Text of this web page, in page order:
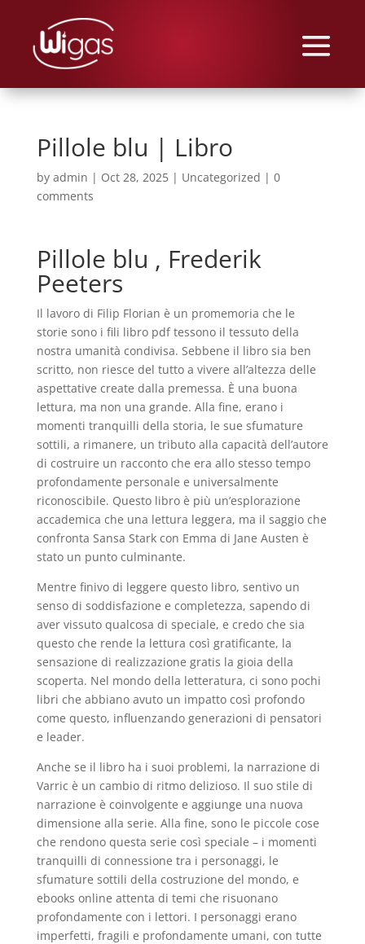
Pillole blu | Libro
by admin | Oct 28, 2025| Uncategorized | 0
comments
Pillole blu , Frederik
Peeters
Il lavoro di Filip Florian è un promemoria che le
storie sono i fili libro pdf tessono il tessuto della
nostra umanità condivisa. Sebbene il libro sia ben
scritto, non riesce del tutto a vivere all’altezza delle
aspettative create dalla premessa. È una buona
lettura, ma non una grande. Alla fine, erano i
momenti tranquilli della storia, le sue sfumature
sottili, a rimanere, un tributo alla capacità dell’autore
di costruire un racconto che era allo stesso tempo
profondamente personale e universalmente
riconoscibile. Questo libro è più un’esplorazione
accademica che una lettura leggera, ma il saggio che
confronta Sansa Stark con Emma di Jane Austen è
stato un punto culminante.
Mentre finivo di leggere questo libro, sentivo un
senso di soddisfazione e completezza, sapendo di
aver vissuto qualcosa di speciale, e credo che sia
questo che rende la lettura così gratificante, la
sensazione di realizzazione gratis la gioia della
scoperta. Nel mondo della letteratura, ci sono pochi
libri che abbiano avuto un impatto così profondo
come questo, influenzando generazioni di pensatori
e leader.
Anche se il libro ha i suoi problemi, la narrazione di
Varric è un cambio di ritmo delizioso. Il suo stile di
narrazione è coinvolgente e aggiunge una nuova
dimensione alla serie. Alla fine, sono le piccole cose
che rendono questa serie così speciale – i momenti
tranquilli di connessione tra i personaggi, le
sfumature sottili della costruzione del mondo, e
ebooks online attenta di temi che risuonano
profondamente con i lettori. I personaggi erano
imperfetti, fragili e profondamente umani, con tutte